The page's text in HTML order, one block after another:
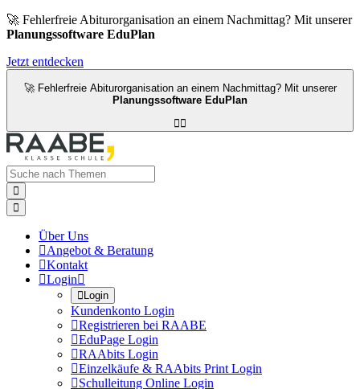
🚀 Fehlerfreie Abiturorganisation an einem Nachmittag? Mit unserer
Planungssoftware EduPlan
Jetzt entdecken
🚀 Fehlerfreie Abiturorganisation an einem Nachmittag? Mit unserer
Planungssoftware EduPlan



Über Uns
Angebot & Beratung
Kontakt
Login
Login
Kundenkonto Login
Registrieren bei RAABE
EduPage Login
RAAbits Login
Einzelkäufe & RAAbits Print Login
Schulleitung Online Login